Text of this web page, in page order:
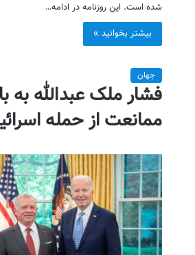
شده است. این روزنامه در ادامه…
بیشتر بخوانید »
جهان
فشار ملک عبدالله به
ممانعت از حمله